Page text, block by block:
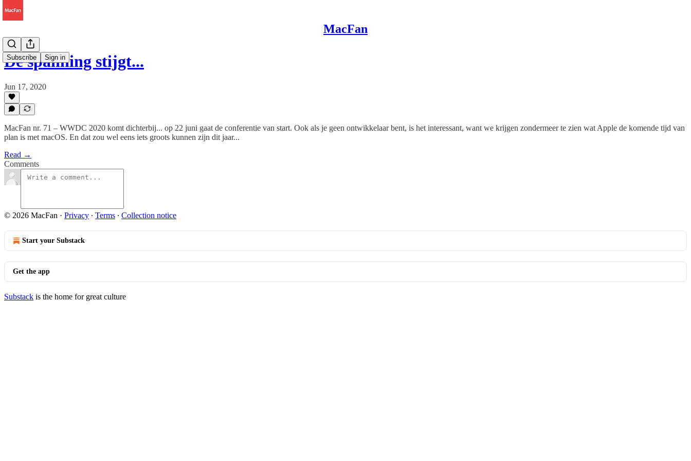
MacFan
Subscribe Sign in
De spanning stijgt...
Jun 17, 2020
MacFan nr. 71 – WWDC 2020 komt dichterbij... op 22 juni gaat de conferentie van start. Ook als je geen ontwikkelaar bent, is het interessant, want we krijgen zondermeer te zien wat Apple de komende tijd van
plan is met macOS. En dat zou wel eens iets groots kunnen zijn dit jaar...
Read →
Comments
© 2026 MacFan · Privacy ∙ Terms ∙ Collection notice
Start your Substack
Get the app
Substack is the home for great culture